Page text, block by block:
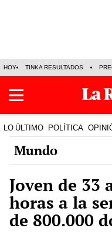
HOY TINKA RESULTADOS
LO ÚLTIMO POLÍTICA
Mundo
Joven de 33
horas a la
de 800.000